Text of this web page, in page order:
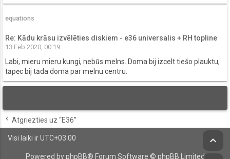
equations
Re: Kādu krāsu izvēlēties diskiem - e36 universalis + RH topline
13 Feb 2020, 00:19
Labi, mieru mieru kungi, nebūs melns. Doma bij izcelt tiešo plauktu,
tāpēc bij tāda doma par melnu centru.
Atgriezties uz “E36”
Visi laiki irUTC+03:00
Powered byphpBB® Forum Software © phpBB Limited
keyboard_arrow_up